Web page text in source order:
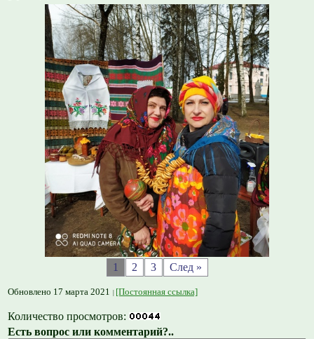
1 2 3 След »
Обновлено 17 марта 2021 [Постоянная ссылка]
Количество просмотров:
Есть вопрос или комментарий?..